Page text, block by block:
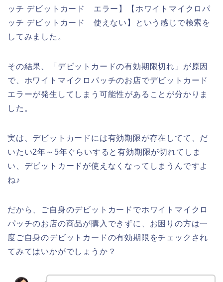
ッチ デビットカード エラー】【ホワイトマイクロパ
ッチ デビットカード 使えない】という感じで検索を
してみました。
その結果、「デビットカードの有効期限切れ」が原因
で、ホワイトマイクロパッチのお店でデビットカード
エラーが発生してしまう可能性があることが分かりま
した。
実は、デビットカードには有効期限が存在してて、だ
いたい2年～5年ぐらいすると有効期限が切れてしま
い、デビットカードが使えなくなってしまうんですよ
ね♪
だから、ご自身のデビットカードでホワイトマイクロ
パッチのお店の商品が購入できずに、お困りの方は一
度ご自身のデビットカードの有効期限をチェックされ
てみてはいかがでしょうか？